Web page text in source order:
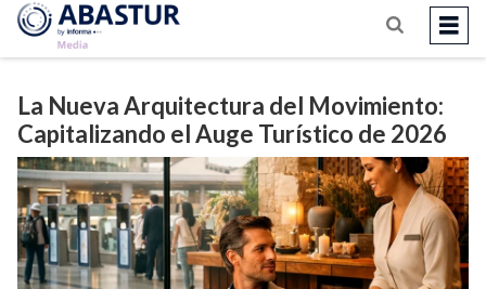
La Nueva Arquitectura del Movimiento:
Capitalizando el Auge Turístico de 2026